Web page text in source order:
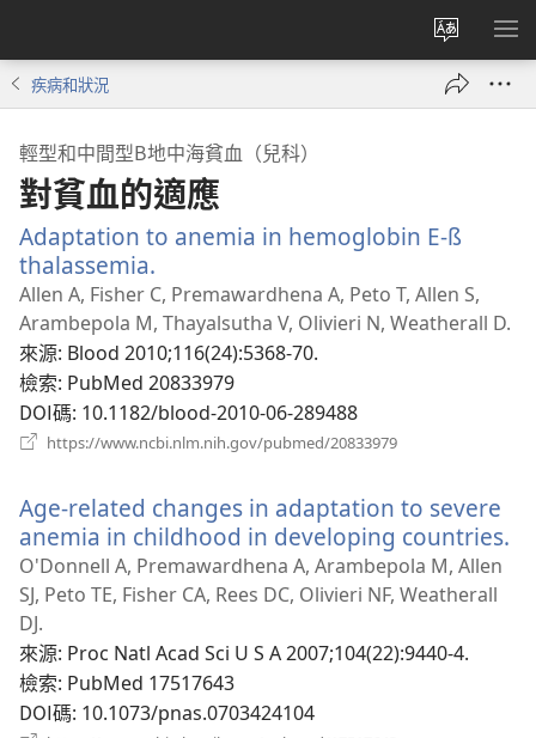
更
改
網
顯
疾病和狀況
輕型和中間型Β地中海貧血（兒科）
對貧血的適應
Adaptation to anemia in hemoglobin E-ß
thalassemia.
啟
新
視
窗）
Allen A, Fisher C, Premawardhena A, Peto T, Allen S,
Arambepola M, Thayalsutha V, Olivieri N, Weatherall D.
來源‎: Blood 2010;116(24):5368-70.
檢索‎: PubMed 20833979
DOI碼‎: 10.1182/blood-2010-06-289488
https://www.ncbi.nlm.nih.gov/pubmed/20833979
視
窗）
Age-related changes in adaptation to severe
anemia in childhood in developing countries.
O'Donnell A, Premawardhena A, Arambepola M, Allen
SJ, Peto TE, Fisher CA, Rees DC, Olivieri NF, Weatherall
DJ.
來源‎: Proc Natl Acad Sci U S A 2007;104(22):9440-4.
檢索‎: PubMed 17517643
DOI碼‎: 10.1073/pnas.0703424104